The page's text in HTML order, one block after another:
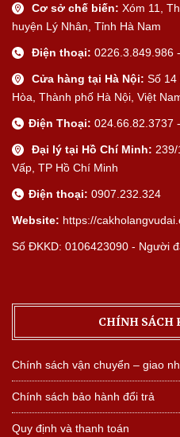
Cơ sở chế biến: Xóm 11,
huyện Lý Nhân, Tỉnh Hà Nam
Điện thoại: 0226.3.849.986
Cửa hàng tại Hà Nội: Số 14
Hòa, Thành phố Hà Nội, Việt
Điện Thoại: 024.66.82.3737
Đại lý tại Hồ Chí Minh:
Vấp, TP Hồ Chí Minh
Điện thoại: 0907.232.324
Website: https://
Số ĐKKD: 0106423090 - Người
CHÍNH SÁCH
Chính sách vận chuyển – giao
Chính sách bảo hành đổi trả
Quy định và thanh toán